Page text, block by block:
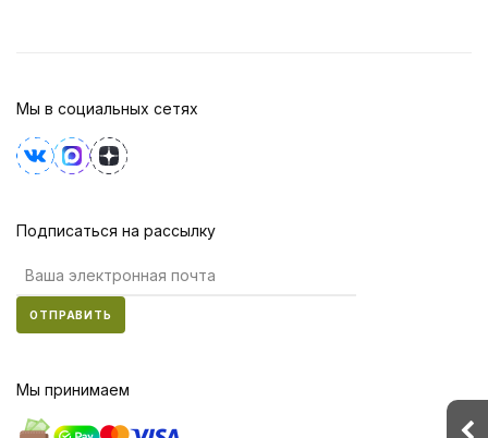
Мы в социальных сетях
Подписаться на рассылку
ОТПРАВИТЬ
Мы принимаем